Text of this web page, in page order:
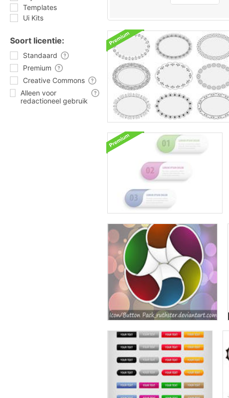
Templates
Ui Kits
Soort licentie:
Standaard
Premium
Creative Commons
Alleen voor
redactioneel gebruik